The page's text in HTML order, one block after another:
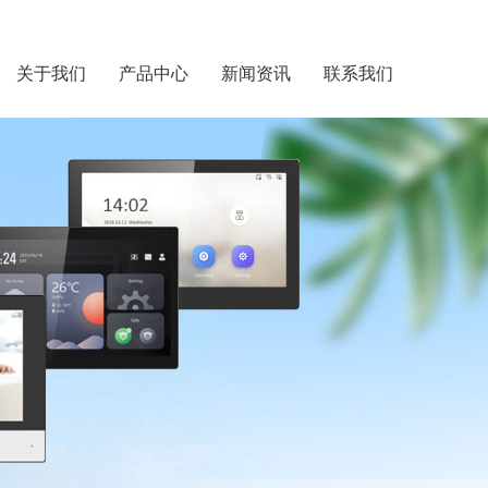
关于我们 产品中心 新闻资讯 联系我们